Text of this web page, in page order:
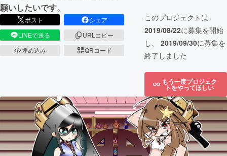
願いしたいです。
ポスト
シェア
LINEで送る
URLコピー
埋め込み
QRコード
このプロジェクトは、
2019/08/22に募集を開始
し、 2019/09/30に募集を
終了しました
もう一度プロジェク
トをやってほしい